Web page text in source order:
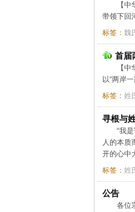
【
带领下回
标签： 魏
首届
【
以“两岸
标签： 姓
寻根与
“我
人的本质
开的心中
标签： 姓
公告
各位